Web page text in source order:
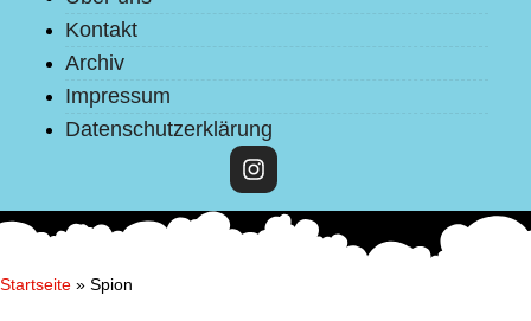
Kontakt
Archiv
Impressum
Datenschutzerklärung
Startseite » Spion